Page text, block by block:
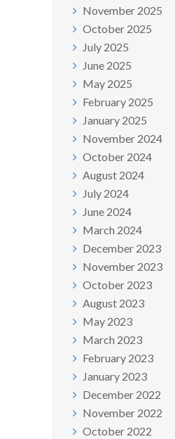
November 2025
October 2025
July 2025
June 2025
May 2025
February 2025
January 2025
November 2024
October 2024
August 2024
July 2024
June 2024
March 2024
December 2023
November 2023
October 2023
August 2023
May 2023
March 2023
February 2023
January 2023
December 2022
November 2022
October 2022